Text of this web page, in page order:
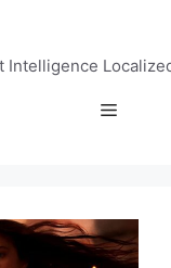
Intelligence
Menu